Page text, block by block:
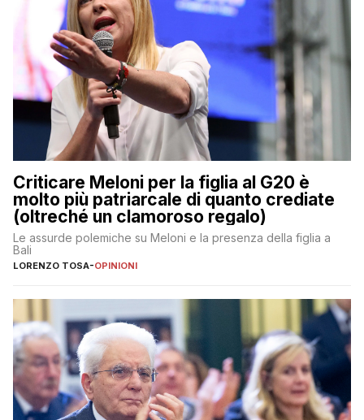
Criticare Meloni per la figlia al G20 è
molto più patriarcale di quanto crediate
(oltreché un clamoroso regalo)
Le assurde polemiche su Meloni e la presenza della figlia a
Bali
LORENZO TOSA-OPINIONI